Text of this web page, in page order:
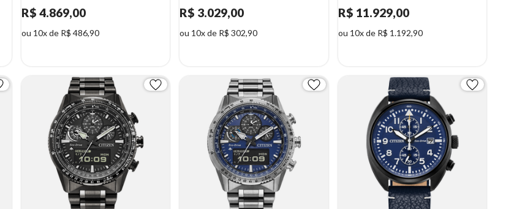
R$ 4.869,00
ou 10x de R$ 486,90
R$ 3.029,00
ou 10x de R$ 302,90
R$ 11.929,00
ou 10x de R$ 1.192,90